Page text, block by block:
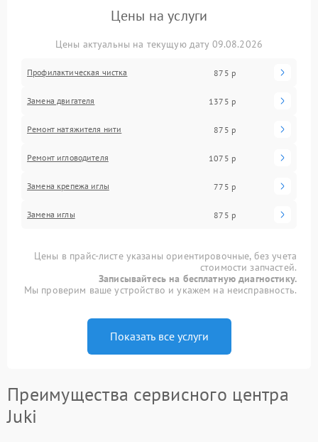
Цены на услуги
Цены актуальны на текущую дату 09.08.2026
Профилактическая чистка 875 р
Замена двигателя 1375 р
Ремонт натяжителя нити 875 р
Ремонт игловодителя 1075 р
Замена крепежа иглы 775 р
Замена иглы 875 р
Цены в прайс-листе указаны ориентировочные, без учета
стоимости запчастей.
Записывайтесь на бесплатную диагностику.
Мы проверим ваше устройство и укажем на неисправность.
Показать все услуги
Преимущества сервисного центра
Juki